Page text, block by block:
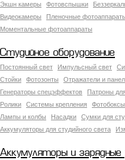
Экшн камеры
Фотовспышки
Видеокамеры
Пленочные
Моментальные фотоаппараты
Студийное оборудование
Постоянный свет Импульсный свет
Стойки
Фотозонты Отражатели и
Генераторы спецэффектов
Патроны
Ролики
Системы крепления
Лампы и колбы
Насадки
Сумки для
Аккумуляторы для студийного света
Аккумуляторы и